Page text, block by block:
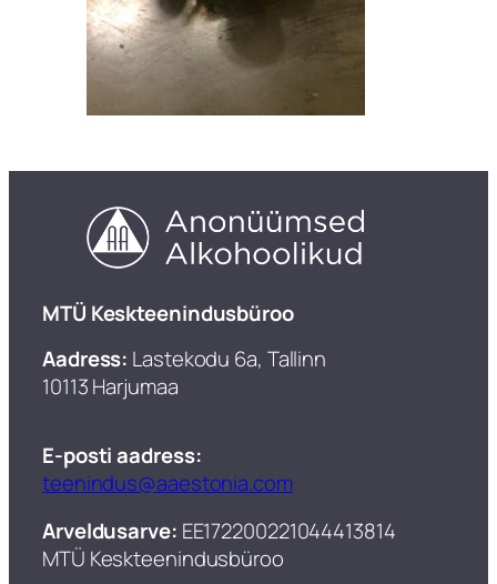
​MTÜ Keskteenindusbüroo
Aadress: Lastekodu 6a, Tallinn
10113 Harjumaa
E-posti aadress:
teenindus@aaestonia.com
Arveldusarve: EE172200221044413814
MTÜ Keskteenindusbüroo​